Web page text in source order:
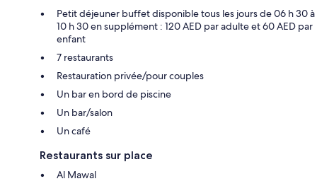
Petit déjeuner buffet disponible tous les jours de 06 h 30 à
10 h 30 en supplément : 120 AED par adulte et 60 AED par
enfant
7 restaurants
Restauration privée/pour couples
Un bar en bord de piscine
Un bar/salon
Un café
Restaurants sur place
Al Mawal